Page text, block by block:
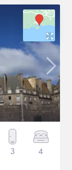
3 4